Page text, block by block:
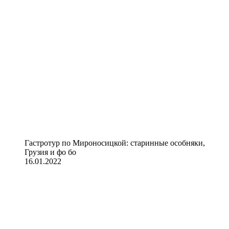
Гастротур по Мироносицкой: старинные особняки,
Грузия и фо бо
16.01.2022